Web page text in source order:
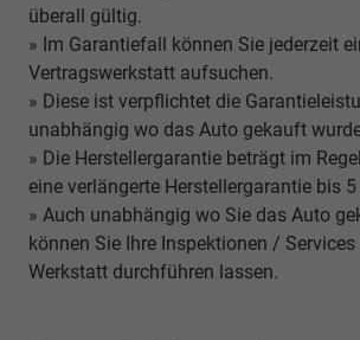
überall gültig.
» Im Garantiefall können Sie jederzeit
Vertragswerkstatt aufsuchen.
» Diese ist verpflichtet die
unabhängig wo das Auto gekauft
» Die Herstellergarantie beträgt im
eine verlängerte Herstellergarantie bis
» Auch unabhängig wo Sie das Auto
können Sie Ihre Inspektionen / Services
Werkstatt durchführen lassen.